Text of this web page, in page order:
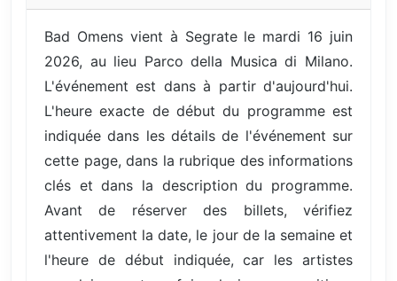
Bad Omens vient à Segrate le mardi 16 juin
2026, au lieu Parco della Musica di Milano.
L'événement est dans à partir d'aujourd'hui.
L'heure exacte de début du programme est
indiquée dans les détails de l'événement sur
cette page, dans la rubrique des informations
clés et dans la description du programme.
Avant de réserver des billets, vérifiez
attentivement la date, le jour de la semaine et
l'heure de début indiquée, car les artistes